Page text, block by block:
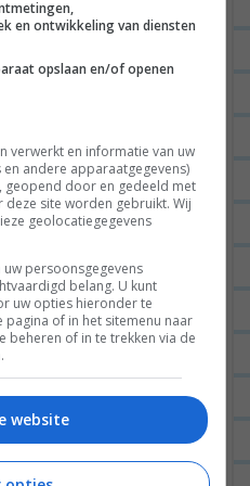
en ontwikkeling van diensten
opslaan en/of openen
verwerkt en informatie van uw
andere apparaatgegevens)
door en gedeeld met
site worden gebruikt. Wij
geolocatiegegevens
persoonsgegevens
belang. U kunt
uw opties hieronder te
of in het sitemenu naar
beheren of in te trekken via de
website